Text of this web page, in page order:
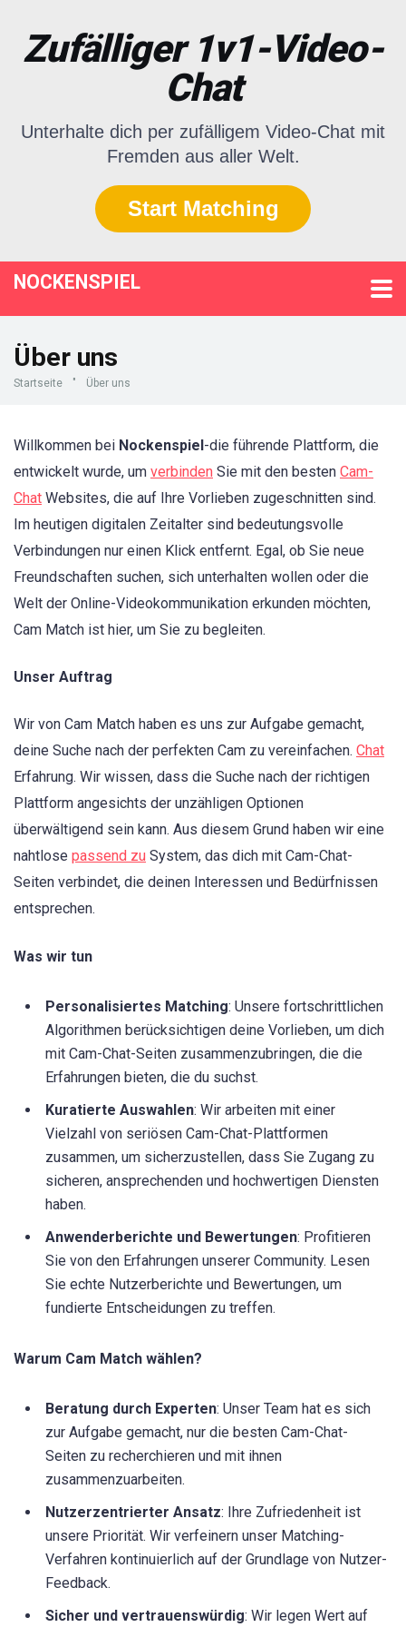
Zufälliger 1v1-Video-
Chat
Unterhalte dich per zufälligem Video-Chat mit
Fremden aus aller Welt.
Start Matching
NOCKENSPIEL
Über uns
Startseite " Über uns
Willkommen bei Nockenspiel-die führende Plattform, die
entwickelt wurde, um verbinden Sie mit den besten Cam-
Chat Websites, die auf Ihre Vorlieben zugeschnitten sind.
Im heutigen digitalen Zeitalter sind bedeutungsvolle
Verbindungen nur einen Klick entfernt. Egal, ob Sie neue
Freundschaften suchen, sich unterhalten wollen oder die
Welt der Online-Videokommunikation erkunden möchten,
Cam Match ist hier, um Sie zu begleiten.
Unser Auftrag
Wir von Cam Match haben es uns zur Aufgabe gemacht,
deine Suche nach der perfekten Cam zu vereinfachen. Chat
Erfahrung. Wir wissen, dass die Suche nach der richtigen
Plattform angesichts der unzähligen Optionen
überwältigend sein kann. Aus diesem Grund haben wir eine
nahtlose passend zu System, das dich mit Cam-Chat-
Seiten verbindet, die deinen Interessen und Bedürfnissen
entsprechen.
Was wir tun
Personalisiertes Matching: Unsere fortschrittlichen
Algorithmen berücksichtigen deine Vorlieben, um dich
mit Cam-Chat-Seiten zusammenzubringen, die die
Erfahrungen bieten, die du suchst.
Kuratierte Auswahlen: Wir arbeiten mit einer
Vielzahl von seriösen Cam-Chat-Plattformen
zusammen, um sicherzustellen, dass Sie Zugang zu
sicheren, ansprechenden und hochwertigen Diensten
haben.
Anwenderberichte und Bewertungen: Profitieren
Sie von den Erfahrungen unserer Community. Lesen
Sie echte Nutzerberichte und Bewertungen, um
fundierte Entscheidungen zu treffen.
Warum Cam Match wählen?
Beratung durch Experten: Unser Team hat es sich
zur Aufgabe gemacht, nur die besten Cam-Chat-
Seiten zu recherchieren und mit ihnen
zusammenzuarbeiten.
Nutzerzentrierter Ansatz: Ihre Zufriedenheit ist
unsere Priorität. Wir verfeinern unser Matching-
Verfahren kontinuierlich auf der Grundlage von Nutzer-
Feedback.
Sicher und vertrauenswürdig: Wir legen Wert auf